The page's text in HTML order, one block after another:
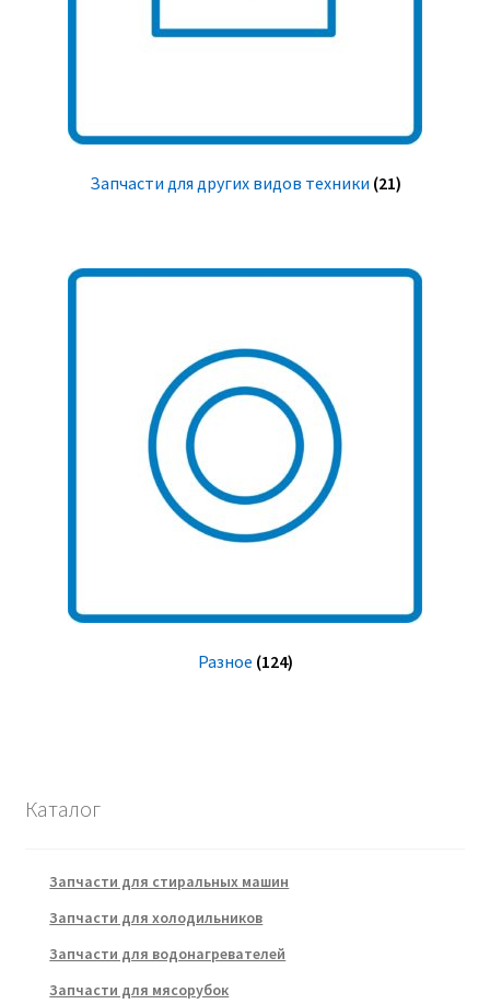
Запчасти для других видов техники (21)
Разное (124)
Каталог
Запчасти для стиральных машин
Запчасти для холодильников
Запчасти для водонагревателей
Запчасти для мясорубок